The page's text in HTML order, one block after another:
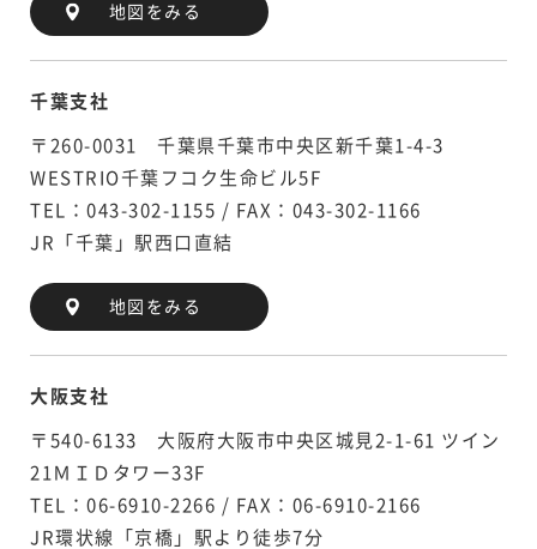
地図をみる
千葉支社
〒260-0031 千葉県千葉市中央区新千葉1-4-3
WESTRIO千葉フコク生命ビル5F
TEL：043-302-1155 / FAX：043-302-1166
JR「千葉」駅西口直結
地図をみる
大阪支社
〒540-6133 大阪府大阪市中央区城見2-1-61 ツイン
21ＭＩＤタワー33F
TEL：06-6910-2266 / FAX：06-6910-2166
JR環状線「京橋」駅より徒歩7分